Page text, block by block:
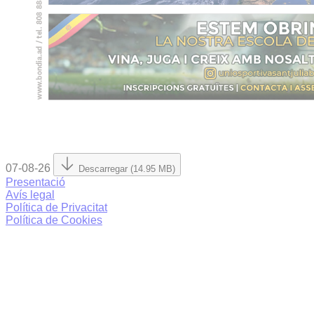
07-08-26 Descarregar (14.95 MB)
Presentació
Avís legal
Política de Privacitat
Política de Cookies